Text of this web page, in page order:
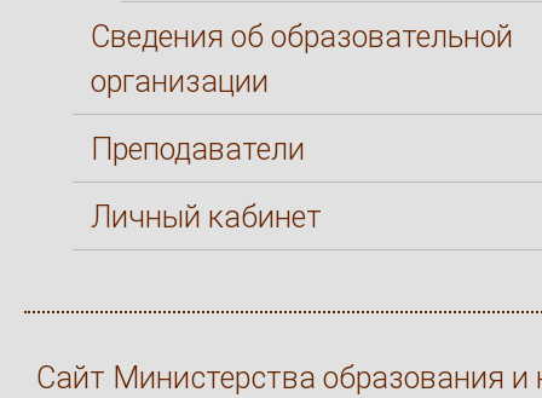
Сведения об образовательной
организации
Преподаватели
Личный кабинет
Сайт Министерства образования и